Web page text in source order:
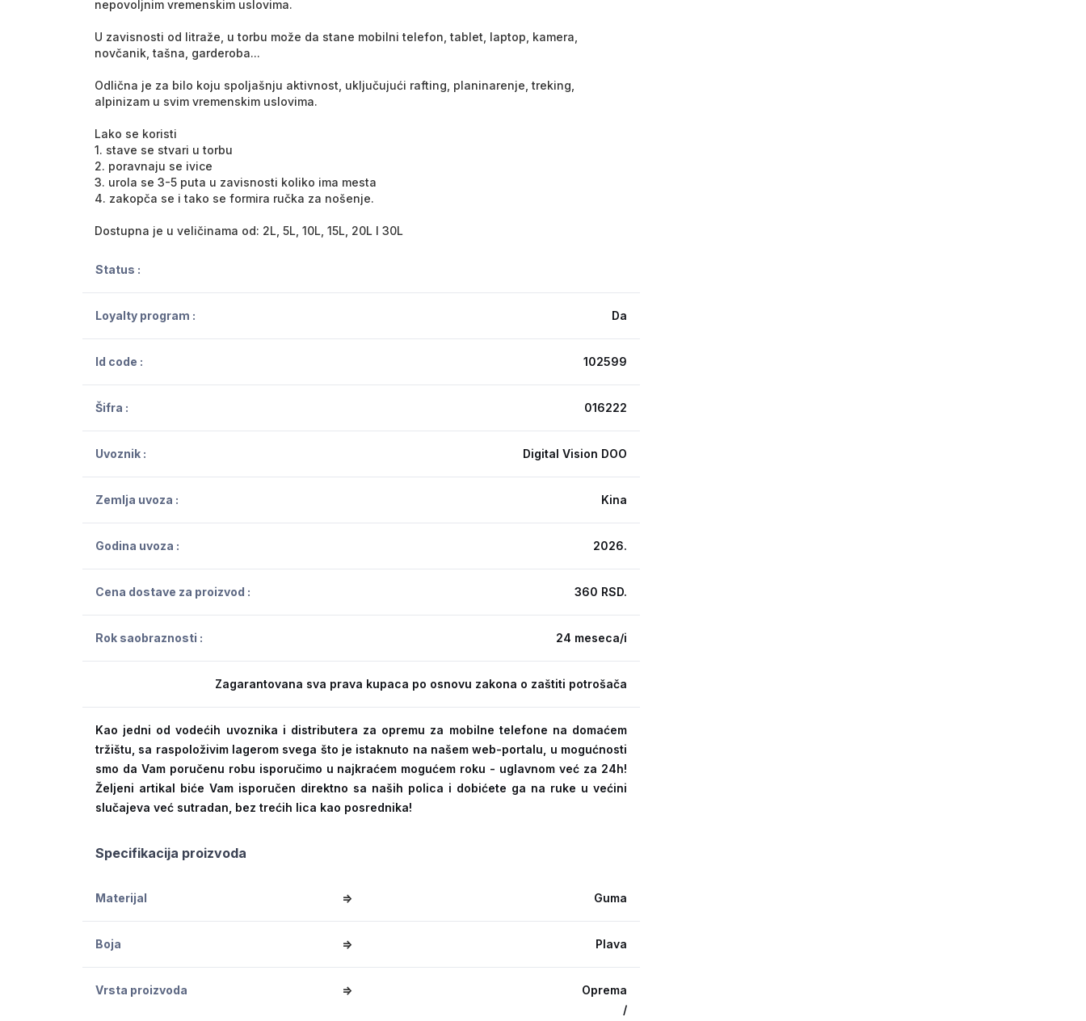
nepovoljnim vremenskim uslovima.
U zavisnosti od litraže, u torbu može da stane mobilni telefon, tablet, laptop, kamera,
novčanik, tašna, garderoba...
Odlična je za bilo koju spoljašnju aktivnost, uključujući rafting, planinarenje, treking,
alpinizam u svim vremenskim uslovima.
Lako se koristi
1. stave se stvari u torbu
2. poravnaju se ivice
3. urola se 3-5 puta u zavisnosti koliko ima mesta
4. zakopča se i tako se formira ručka za nošenje.
Dostupna je u veličinama od: 2L, 5L, 10L, 15L, 20L I 30L
Status :
Loyalty program : Da
Id code : 102599
Šifra : 016222
Uvoznik : Digital Vision DOO
Zemlja uvoza : Kina
Godina uvoza : 2026.
Cena dostave za proizvod : 360 RSD.
Rok saobraznosti : 24 meseca/i
Zagarantovana sva prava kupaca po osnovu zakona o zaštiti potrošača
Kao jedni od vodećih uvoznika i distributera za opremu za mobilne telefone na domaćem
tržištu, sa raspoloživim lagerom svega što je istaknuto na našem web-portalu, u mogućnosti
smo da Vam poručenu robu isporučimo u najkraćem mogućem roku - uglavnom već za 24h!
Željeni artikal biće Vam isporučen direktno sa naših polica i dobićete ga na ruke u većini
slučajeva već sutradan, bez trećih lica kao posrednika!
Specifikacija proizvoda
Materijal => Guma
Boja => Plava
Vrsta proizvoda =>
Oprema
/